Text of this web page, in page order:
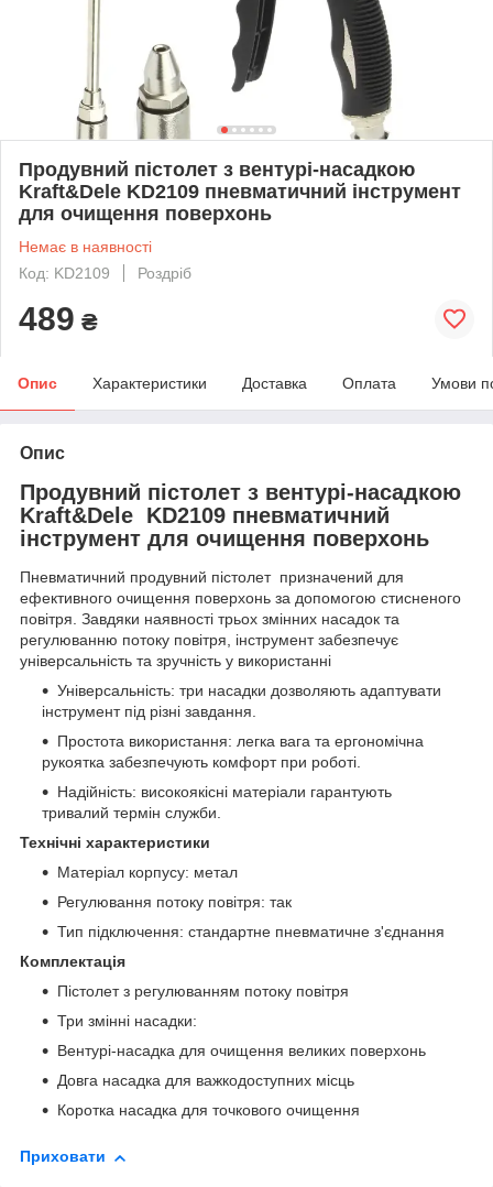
Продувний пістолет з вентурі-насадкою
Kraft&Dele KD2109 пневматичний інструмент
для очищення поверхонь
Немає в наявності
Код: KD2109
Роздріб
489 ₴
Опис Характеристики Доставка Оплата Умови
Опис
Продувний пістолет з вентурі-насадкою
Kraft&Dele KD2109 пневматичний
інструмент для очищення поверхонь
Пневматичний продувний пістолет призначений для
ефективного очищення поверхонь за допомогою стисненого
повітря. Завдяки наявності трьох змінних насадок та
регулюванню потоку повітря, інструмент забезпечує
універсальність та зручність у використанні
Універсальність: три насадки дозволяють адаптувати
інструмент під різні завдання.
Простота використання: легка вага та ергономічна
рукоятка забезпечують комфорт при роботі.
Надійність: високоякісні матеріали гарантують
тривалий термін служби.
Технічні характеристики
Матеріал корпусу: метал
Регулювання потоку повітря: так
Тип підключення: стандартне пневматичне з'єднання
Комплектація
Пістолет з регулюванням потоку повітря
Три змінні насадки:
Вентурі-насадка для очищення великих поверхонь
Довга насадка для важкодоступних місць
Коротка насадка для точкового очищення
Приховати